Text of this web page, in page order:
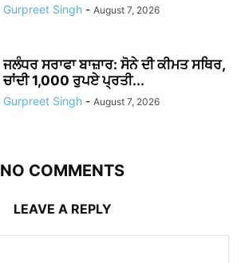
Gurpreet Singh - August 7, 2026
ਜਲੰਧਰ ਸਰਾਫਾ ਬਾਜ਼ਾਰ: ਸੋਨੇ ਦੀ ਕੀਮਤ ਸਥਿਰ,
ਚਾਂਦੀ 1,000 ਰੁਪਏ ਪ੍ਰਤੀ...
Gurpreet Singh - August 7, 2026
NO COMMENTS
LEAVE A REPLY